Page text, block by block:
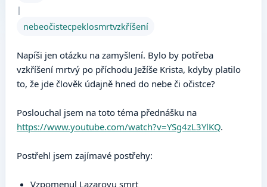
|
nebeočistecpeklosmrtvzkříšení
Napíši jen otázku na zamyšlení. Bylo by potřeba
vzkříšení mrtvý po příchodu Ježíše Krista, kdyby platilo
to, že jde člověk údajně hned do nebe či očistce?
Poslouchal jsem na toto téma přednášku na
https://www.youtube.com/watch?v=YSg4zL3YlKQ.
Postřehl jsem zajímavé postřehy:
Vzpomenul Lazarovu smrt